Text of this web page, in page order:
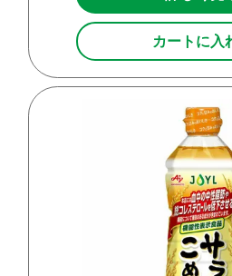
カートに入